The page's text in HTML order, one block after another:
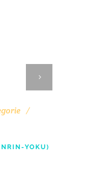
YOKU)